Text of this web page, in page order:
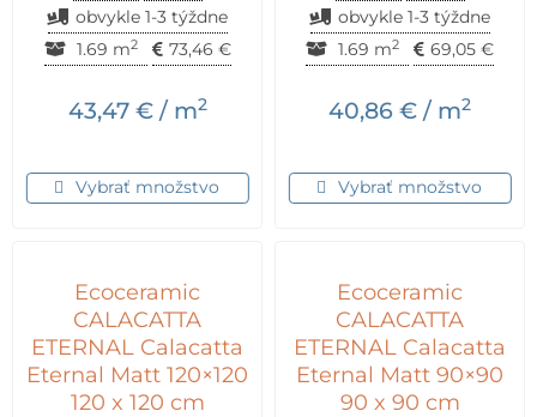
obvykle 1-3 týždne
1.69 m2 73,46 €
43,47 €/ m2
Vybrať množstvo
obvykle 1-3 týždne
1.69 m2 69,05 €
40,86 € / m2
Vybrať množstvo
Ecoceramic
CALACATTA
ETERNAL Calacatta
Eternal Matt 120×120
120 x 120 cm
Ecoceramic
CALACATTA
ETERNAL Calacatta
Eternal Matt 90×90
90 x 90 cm